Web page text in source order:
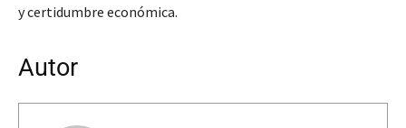
y certidumbre económica.
Autor